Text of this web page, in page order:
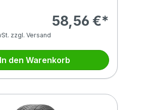
58,56 €*
zzgl. Versand
In den Warenkorb